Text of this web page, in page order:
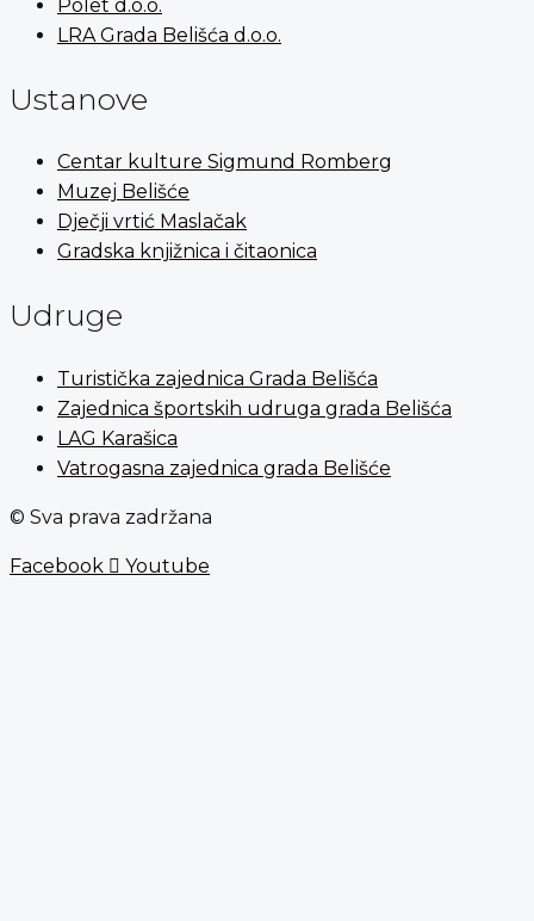
Polet d.o.o.
LRA Grada Belišća d.o.o.
Ustanove
Centar kulture Sigmund Romberg
Muzej Belišće
Dječji vrtić Maslačak
Gradska knjižnica i čitaonica
Udruge
Turistička zajednica Grada Belišća
Zajednica športskih udruga grada Belišća
LAG Karašica
Vatrogasna zajednica grada Belišće
© Sva prava zadržana
Facebook Youtube